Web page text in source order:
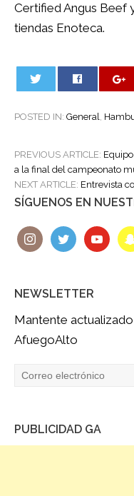
Certified Angus Beef
tiendas Enoteca.
POSTED IN: General,
POST
NAVIGATION
PREVIOUS ARTICLE:
a la final del campeonato
NEXT ARTICLE: Entrevista
SÍGUENOS EN
NEWSLETTER
Mantente
AfuegoAlto
PUBLICIDAD GA